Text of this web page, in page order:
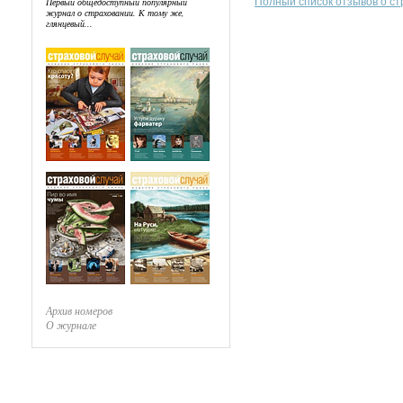
журнал о страховании. К тому же,
глянцевый...
Архив номеров
О журнале